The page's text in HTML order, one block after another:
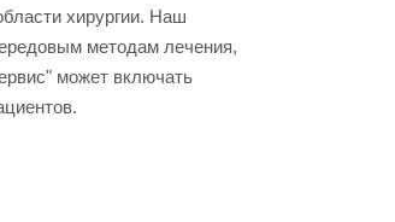
хирургии. Наш
методам лечения,
может включать